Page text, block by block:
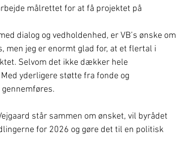
målrettet for at få projektet på
dialog og vedholdenhed, er VB’s ønske om
jeg er enormt glad for, at et flertal i
Selvom det ikke dækker hele
yderligere støtte fra fonde og
står sammen om ønsket, vil byrådet
for 2026 og gøre det til en politisk